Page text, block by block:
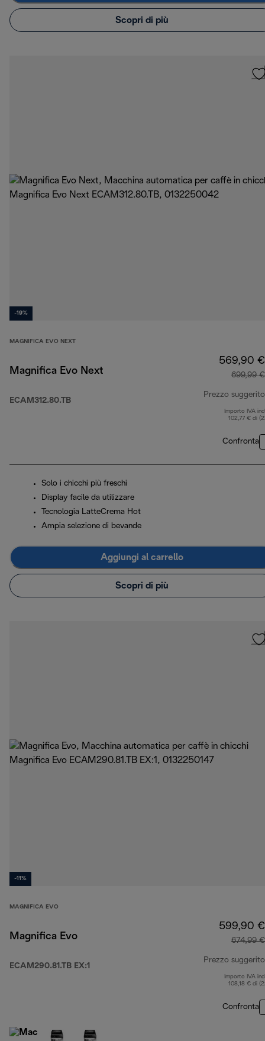
Scopri di più
-19%
MAGNIFICA EVO NEXT
Magnifica Evo Next
ECAM312.80.TB
569,90 €
699,99 €
Prezzo suggerito
Importo IVA
102,77 € di
Confronta
Solo i chicchi più freschi
Display facile da utilizzare
Tecnologia LatteCrema Hot
Ampia selezione di bevande
Aggiungi al carrello
Scopri di più
-11%
MAGNIFICA EVO
Magnifica Evo
ECAM290.81.TB EX:1
599,90 €
674,99 €
Prezzo suggerito
Importo IVA
108,18 € di
Confronta